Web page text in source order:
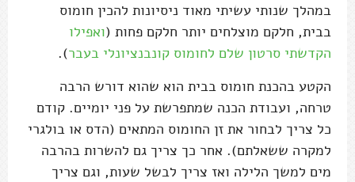
במהלך שנותי עשיתי מאוד ניסיונות להכין חומוס
בבית, חלקם מוצלחים יותר חלקם פחות (ואפילו
הקדשתי סרטון שלם לחומוס קונבנציונלי בעבר).
הקטע בהכנת חומוס בבית הוא שהוא דורש הרבה
טרחה, ועבודת הכנה שמתפרשת על פני יומיים. קודם
כל צריך לבחור את זן החומוס המתאים (הדס או בולגרי
למקרה ששאלתם). אחר כך צריך גם להשרות בהרבה
מים למשך הלילה ואז צריך לבשל שעות, וגם צריך